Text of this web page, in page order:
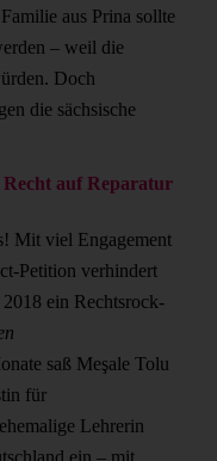
aus Prina sollte
– weil die
Doch
die sächsische
Recht auf Reparatur
Mit viel Engagement
Petition verhindert
ein Rechtsrock-
saß Meşale Tolu
für
Lehrerin
ein – mit